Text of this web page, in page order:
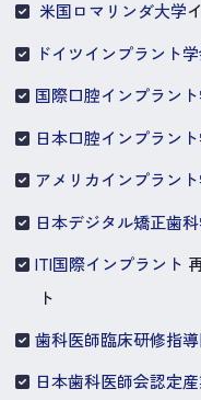
米国ロマリンダ大学
ドイツインプラント学
国際口腔インプラント
日本口腔インプラン
アメリカインプラン
日本デジタル矯正歯
ITI国際インプラント
ト
歯科医師臨床研修指
日本歯科医師会認定